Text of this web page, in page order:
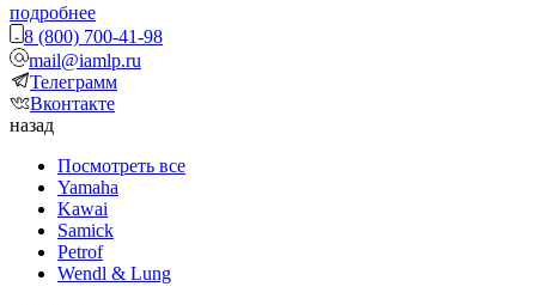
подробнее
8 (800) 700-41-98
mail@iamlp.ru
Телеграмм
Вконтакте
назад
Посмотреть все
Yamaha
Kawai
Samick
Petrof
Wendl & Lung